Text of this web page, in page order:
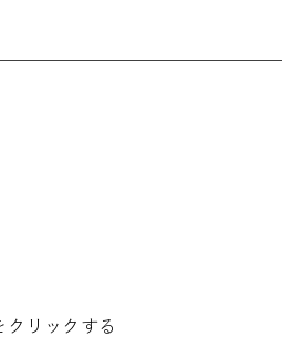
リックする